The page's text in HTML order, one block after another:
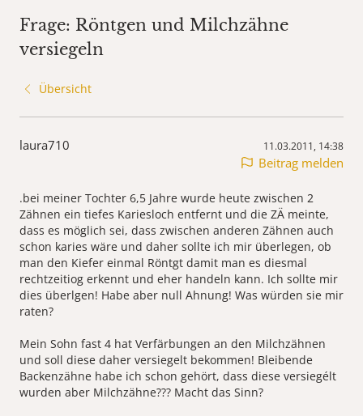
Frage: Röntgen und Milchzähne
versiegeln
Übersicht
laura710 11.03.2011, 14:38
Beitrag melden
.bei meiner Tochter 6,5 Jahre wurde heute zwischen 2
Zähnen ein tiefes Kariesloch entfernt und die ZÄ meinte,
dass es möglich sei, dass zwischen anderen Zähnen auch
schon karies wäre und daher sollte ich mir überlegen, ob
man den Kiefer einmal Röntgt damit man es diesmal
rechtzeitiog erkennt und eher handeln kann. Ich sollte mir
dies überlgen! Habe aber null Ahnung! Was würden sie mir
raten?
Mein Sohn fast 4 hat Verfärbungen an den Milchzähnen
und soll diese daher versiegelt bekommen! Bleibende
Backenzähne habe ich schon gehört, dass diese versiegélt
wurden aber Milchzähne??? Macht das Sinn?